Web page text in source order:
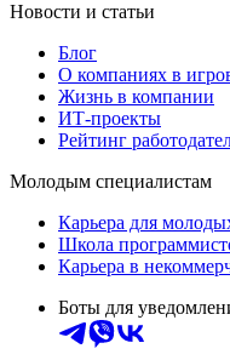
Новости и статьи
Блог
О компаниях в
Жизнь в компании
ИТ-проекты
Рейтинг
Молодым специалистам
Карьера для
Школа
Карьера в
Боты для